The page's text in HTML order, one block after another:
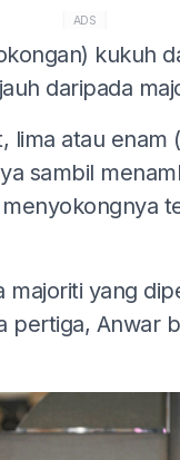
ADS
kukuh
daripada
lima atau enam
sambil
majoriti yang
pertiga, Anwar